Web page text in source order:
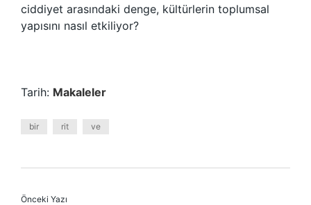
ciddiyet arasındaki denge, kültürlerin toplumsal
yapısını nasıl etkiliyor?
Tarih: Makaleler
bir rit ve
Önceki Yazı